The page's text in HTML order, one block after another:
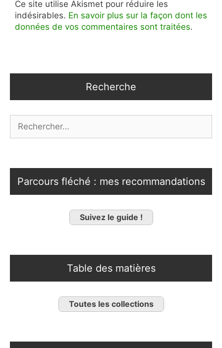
Ce site utilise Akismet pour réduire les
indésirables. En savoir plus sur la façon dont les
données de vos commentaires sont traitées.
Recherche
Parcours fléché : mes recommandations
Suivez le guide !
Table des matières
Toutes les collections